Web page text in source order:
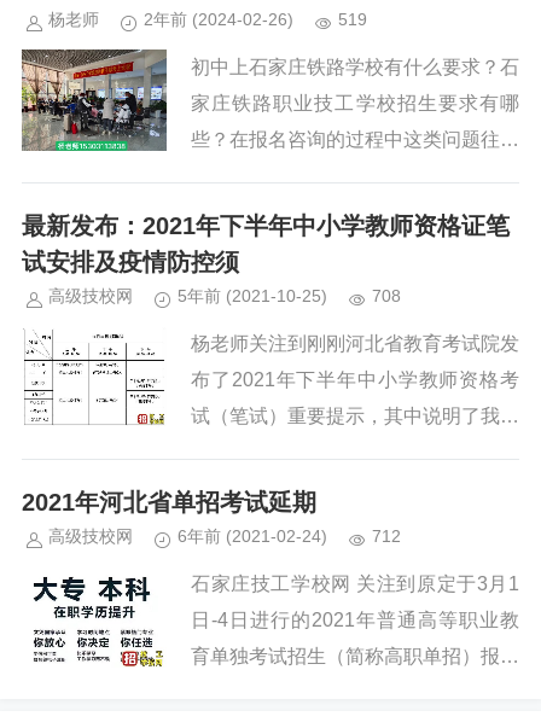
等学历的学生开放，学生在校学习既能
学习到铁路相关专业知识，又能拿到国
家认可的学历证书，可谓是一举两得。
学生在校可以学到一技之长,非常符合
与就业单位皆有学校安排。如果所报的
是3+3大专升学班那么就没有实习期
了，考虑到升学率及考试安排，第三年
学生要在校复习准备高职单招考试考
试。...
杨老师 2年前 (2024-02-26) 519
初中上石家庄铁路学校有什么要求？石
家庄铁路职业技工学校招生要求有哪
些？在报名咨询的过程中这类问题往往
为大家介绍一下关于学校招生要求的具
体情况。分数要求：石家庄铁路学校采
取的是自主招生制度，具体分数线需要
线大概在300分左右。年龄要求：应往
届初高中毕业生，年满14.5周岁。性别
要求：男女均可，按照专业要求定。身
高要求：女生1.55米以上，男生1.65米
以上，铁路乘务及航空专业要求男孩1
70cm，女孩160cm以上。...
最新发布：2021年下半年中小学教师资格证笔
试安排及疫情防控须
高级技校网 5年前 (2021-10-25) 708
杨老师关注到刚刚河北省教育考试院发
布了2021年下半年中小学教师资格考
试（笔试）重要提示，其中说明了我省
如下： 1.考试时间依旧是之前定的...
2021年河北省单招考试延期
高级技校网 6年前 (2021-02-24) 712
石家庄技工学校网 关注到原定于3月1
日-4日进行的2021年普通高等职业教
育单独考试招生（简称高职单招）报考